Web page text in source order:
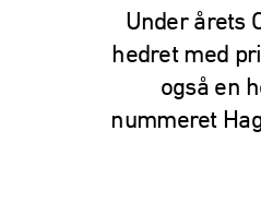
Under årets
hedret med
også en
nummeret